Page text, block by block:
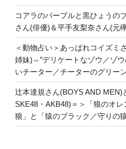
コアラのパープルと黒ひょうの
さん(俳優)＆平手友梨奈さん(元
＜動物占い＞あっぱれコイズミ
姉妹)⇔”デリケートなゾウ／ゾウ
いチーター／チーターのグリー
辻本達規さん(BOYS AND MEN)
SKE48・AKB48)＝＞「狼のオ
狼」と「猿のブラック／守りの猿